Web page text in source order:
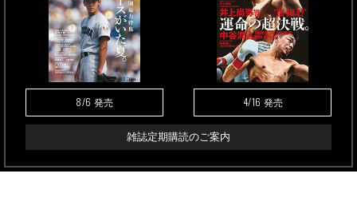
8/6 発売 4/16 発売
雑誌定期購読のご案内